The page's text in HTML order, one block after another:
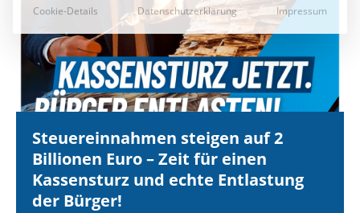
Steuereinnahmen steigen auf 2
Billionen Euro – Zeit für einen
Kassensturz und echte Entlastung
der Bürger!